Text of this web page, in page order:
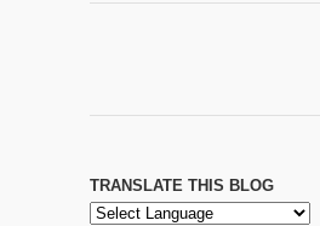
TRANSLATE THIS BLOG